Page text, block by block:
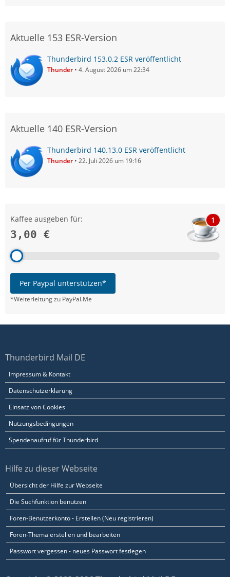
Aktuelle 153 ESR-Version
Thunderbird 153.0.2 ESR veröffentlicht
Thunder 4. August 2026 um 22:34
Aktuelle 140 ESR-Version
Thunderbird 140.13.0 ESR veröffentlicht
Thunder 22. Juli 2026 um 19:16
Kaffee ausgeben für:
3,00 €
1
Per Paypal unterstützen*
*Weiterleitung zu PayPal.Me
Thunderbird Mail DE
Impressum & Kontakt
Datenschutzerklärung
Einsatz von Cookies
Nutzungsbedingungen
Spendenaufruf für Thunderbird
Hilfe zu dieser Webseite
Übersicht der Hilfe zur Webseite
Die Suchfunktion benutzen
Foren-Benutzerkonto - Erstellen (Neu registrieren)
Foren-Thema erstellen und bearbeiten
Passwort vergessen - neues Passwort festlegen